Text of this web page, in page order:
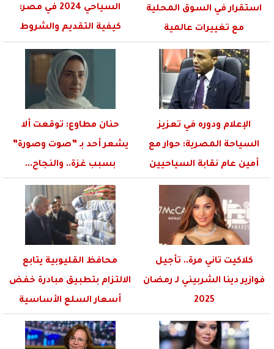
استقرار في السوق المحلية
مع تغييرات عالمية
السياحي 2024 في مصر:
كيفية التقديم والشروط
الواجبة
الإعلام ودوره في تعزيز
السياحة المصرية: حوار مع
أمين عام نقابة السياحيين
حنان مطاوع: توقعت ألا
يشعر أحد بـ ”صوت وصورة”
بسبب غزة.. والنجاح...
كلاكيت تاني مرة.. تأجيل
فوازير دينا الشربيني لـ رمضان
2025
محافظ القليوبية يتابع
الالتزام بتطبيق مبادرة خفض
أسعار السلع الأساسية